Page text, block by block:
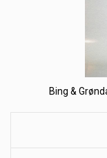
Bing &